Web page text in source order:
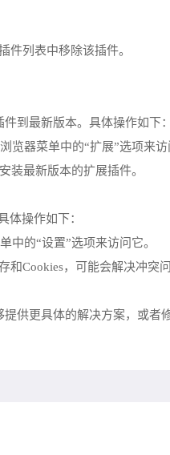
件列表中移除该插件。
到最新版本。具体操作如下：
器菜单中的“扩展”选项来访
装最新版本的扩展插件。
体操作如下：
中的“设置”选项来访问它。
Cookies，可能会解决冲突问
供更具体的解决方案，或者